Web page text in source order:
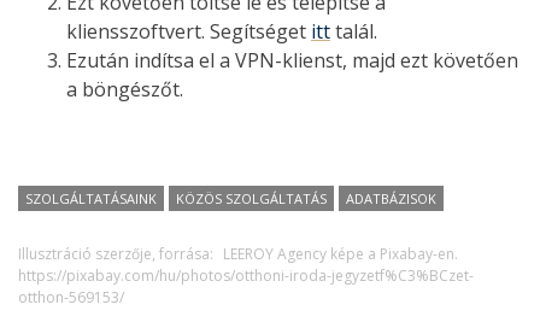
kliensszoftvert. Segítséget itttalál.
Ezután indítsa el a VPN-klienst, majd ezt követően
a böngészőt.
SZOLGÁLTATÁSAINK KÖZÖS SZOLGÁLTATÁS ADATBÁZISOK
Illusztráció szerzője, forrása: LEEROY Agency képe a Pixabay-en.
https://pixabay.com/hu/photos/otthoni-iroda-jegyzetf%C3%BCzet-
otthon-569153/